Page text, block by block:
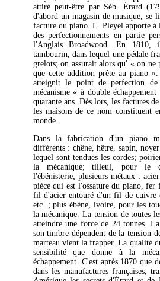
attiré peut-être par Séb. Érard
d'abord un magasin de musique,
facture du piano. L. Pleyel apporte
des perfectionnements en partie
l'Anglais Broadwood. En
tambourin, dans lequel une pédale
grelots; on assurait alors qu' « on ne
que cette addition prête au piano
atteignit le point de perfection
mécanisme « à double
quarante ans. Dès lors, les factures
les maisons de ce nom constituent
monde.
Dans la fabrication d'un piano
différents : chêne, hêtre, sapin,
lequel sont tendues les cordes;
la mécanique; tilleul, pour le
l'ébénisterie; plusieurs métaux :
pièce qui est l'ossature du piano, fer
fil d'acier entouré d'un fil de cuivre
etc. ; plus ébène, ivoire, pour les
la mécanique. La tension de toutes
atteindre une force de 24 tonnes.
son timbre dépendent de la tension
marteau vient la frapper. La qualité
sensibilité que donne à la
échappement. C'est après 1870 que
dans les manufactures françaises,